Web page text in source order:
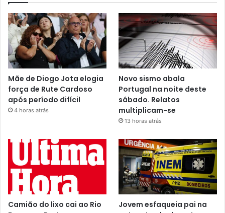
Mãe de Diogo Jota elogia
força de Rute Cardoso
após período difícil
4 horas atrás
Novo sismo abala
Portugal na noite deste
sábado. Relatos
multiplicam-se
13 horas atrás
Camião do lixo cai ao Rio
Jovem esfaqueia pai na